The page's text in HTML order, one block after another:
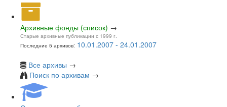
Архивные фонды (список) →
Старые архивные публикации с 1999 г.
Последние 5 архивов: 10.01.2007 - 24.01.2007
Все архивы →
Поиск по архивам →